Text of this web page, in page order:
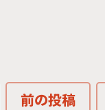
前の投稿